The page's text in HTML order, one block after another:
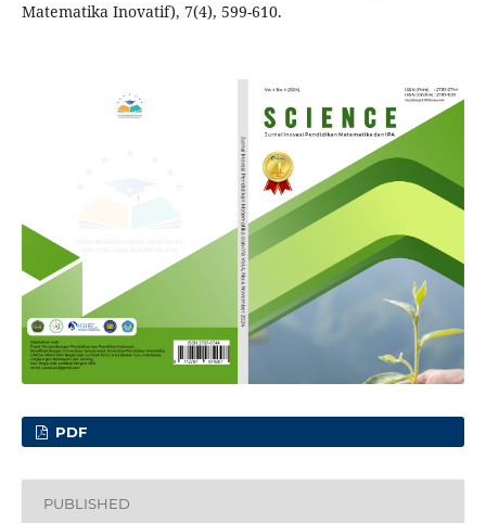
Matematika Inovatif), 7(4), 599-610.
PDF
PUBLISHED